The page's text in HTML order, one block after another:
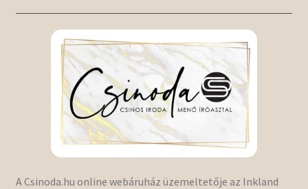
A Csinoda.hu online webáruház üzemeltetője az Inkland